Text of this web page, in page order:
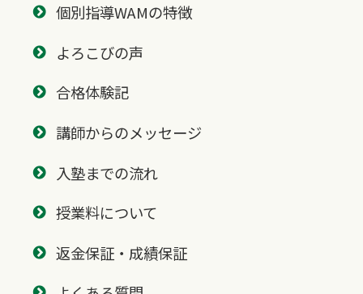
個別指導WAMの特徴
よろこびの声
合格体験記
講師からのメッセージ
入塾までの流れ
授業料について
返金保証・成績保証